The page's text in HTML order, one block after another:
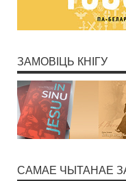
ЗАМОВІЦЬ КНІГУ
САМАЕ ЧЫТАНАЕ